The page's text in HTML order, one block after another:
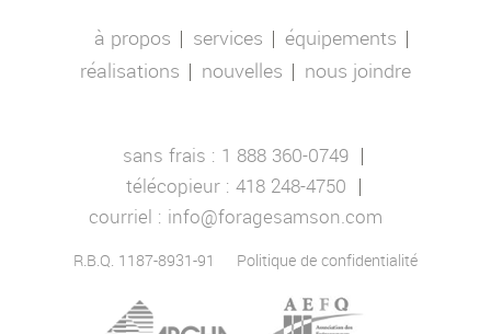
à propos services
équipements
réalisations
nouvelles nous joindre
sans frais : 1 888 360-0749
télécopieur : 418 248-4750
courriel : info@foragesamson.com
R.B.Q. 1187-8931-91 Politique de confidentialité